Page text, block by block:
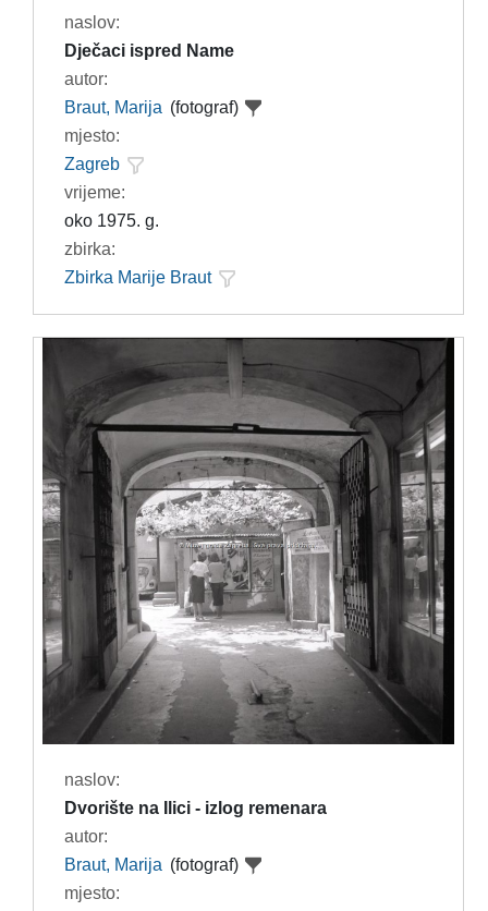
naslov:
Dječaci ispred Name
autor:
Braut, Marija (fotograf)
mjesto:
Zagreb
vrijeme:
oko 1975. g.
zbirka:
Zbirka Marije Braut
naslov:
Dvorište na Ilici - izlog remenara
autor:
Braut, Marija (fotograf)
mjesto: